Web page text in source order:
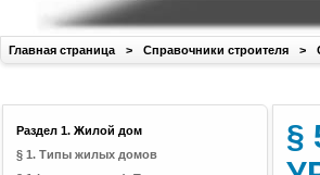
Главная страница > Справочники строителя >
§
Раздел 1. Жилой дом
§ 1. Типы жилых домов